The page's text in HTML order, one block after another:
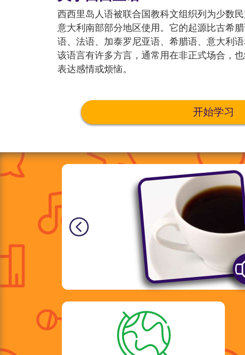
西西里岛人语被联合国教科文组织列为少数
意大利南部部分地区使用。它的起源比古希
语、法语、加泰罗尼亚语、希腊语、意大利
该语言有许多方言，通常用在非正式场合，
表达感情或烦恼。
开始学习